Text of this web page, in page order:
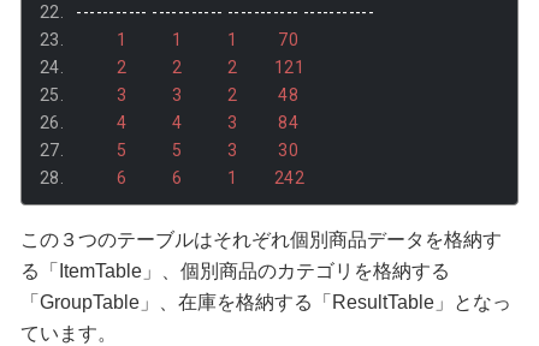
----------- ----------- ----------- -----------
1
1 1
70
2
2 2
121
3
3 2
48
4
4 3
84
5
5 3
30
6
6 1 242
この３つのテーブルはそれぞれ個別商品データを格納す
る「ItemTable」、個別商品のカテゴリを格納する
「GroupTable」、在庫を格納する「ResultTable」となっ
ています。